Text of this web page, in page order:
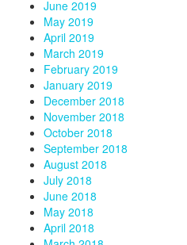
June 2019
May 2019
April 2019
March 2019
February 2019
January 2019
December 2018
November 2018
October 2018
September 2018
August 2018
July 2018
June 2018
May 2018
April 2018